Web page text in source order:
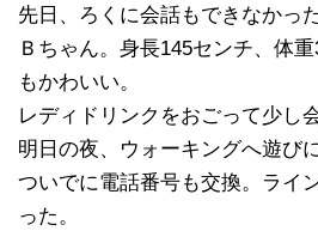
先日、ろくに会話もできなかっ
Ｂちゃん。身長145センチ、体
もかわいい。
レディドリンクをおごって少し会
明日の夜、ウォーキングへ遊び
ついでに電話番号も交換。ライ
った。